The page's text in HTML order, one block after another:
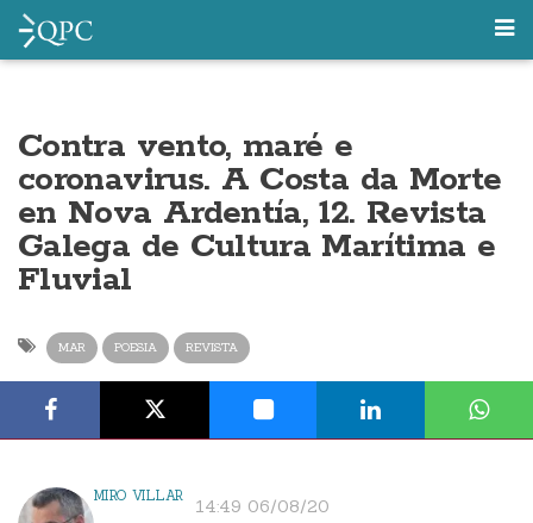
Contra vento, maré e
coronavirus. A Costa da Morte
en Nova Ardentía, 12. Revista
Galega de Cultura Marítima e
Fluvial
MAR POESIA REVISTA
MIRO VILLAR 14:49 06/08/20